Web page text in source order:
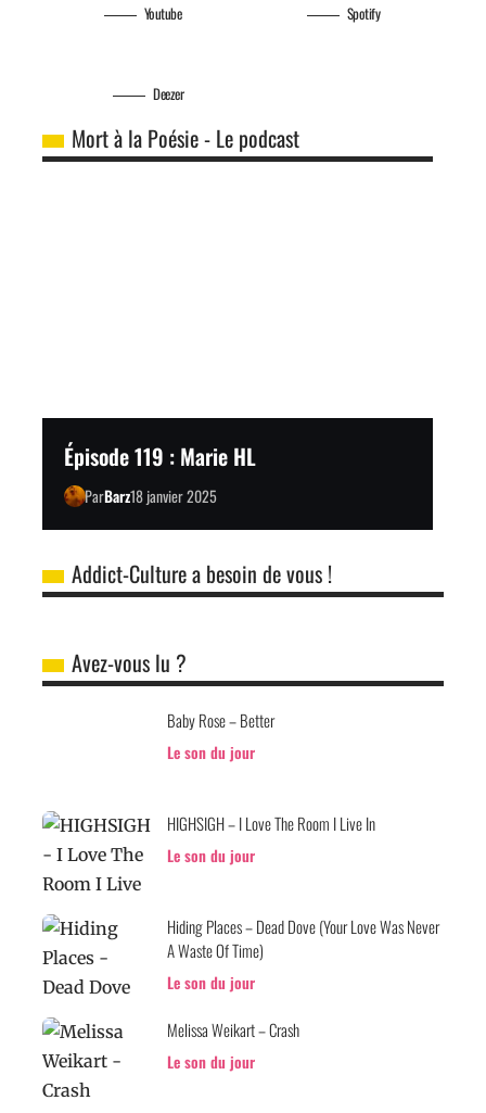
Youtube Spotify
Deezer
Mort à la Poésie - Le podcast
Épisode 119 : Marie HL
ParBarz18 janvier 2025
Addict-Culture a besoin de vous !
Avez-vous lu ?
Baby Rose – Better
Le son du jour
HIGHSIGH – I Love The Room I Live In
Le son du jour
Hiding Places – Dead Dove (Your Love Was Never
A Waste Of Time)
Le son du jour
Melissa Weikart – Crash
Le son du jour